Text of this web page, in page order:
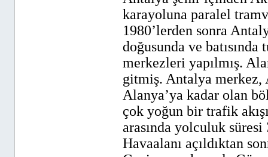
karayoluna paralel
1980’lerden sonra
doğusunda ve
merkezleri yapılmış.
gitmiş. Antalya merkez,
Alanya’ya kadar olan
çok yoğun bir trafik
arasında yolculuk
Havaalanı açıldıktan